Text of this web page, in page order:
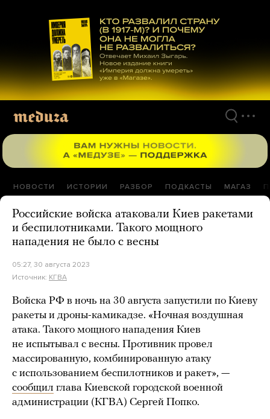
материалам
НОВОСТИ ИСТОРИИ РАЗБОР ПОДКАСТЫ МАГАЗ
Российские войска атаковали Киев ракетами
и беспилотниками. Такого мощного
нападения не было с весны
05:27, 30 августа 2023
Источник: КГВА
Войска РФ в ночь на 30 августа запустили по Киеву
ракеты и дроны-камикадзе. «Ночная воздушная
атака. Такого мощного нападения Киев
не испытывал с весны. Противник провел
массированную, комбинированную атаку
с использованием беспилотников и ракет», —
сообщил глава Киевской городской военной
администрации (КГВА) Сергей Попко.